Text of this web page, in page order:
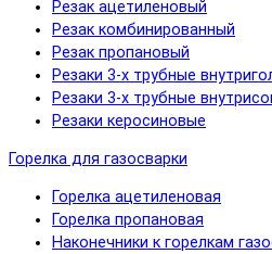
Резак ацетиленовый
Резак комбинированный
Резак пропановый
Резаки 3-х трубные
Резаки 3-х трубные
Резаки керосиновые
Горелка для газосварки
Горелка ацетиленовая
Горелка пропановая
Наконечники к горелкам